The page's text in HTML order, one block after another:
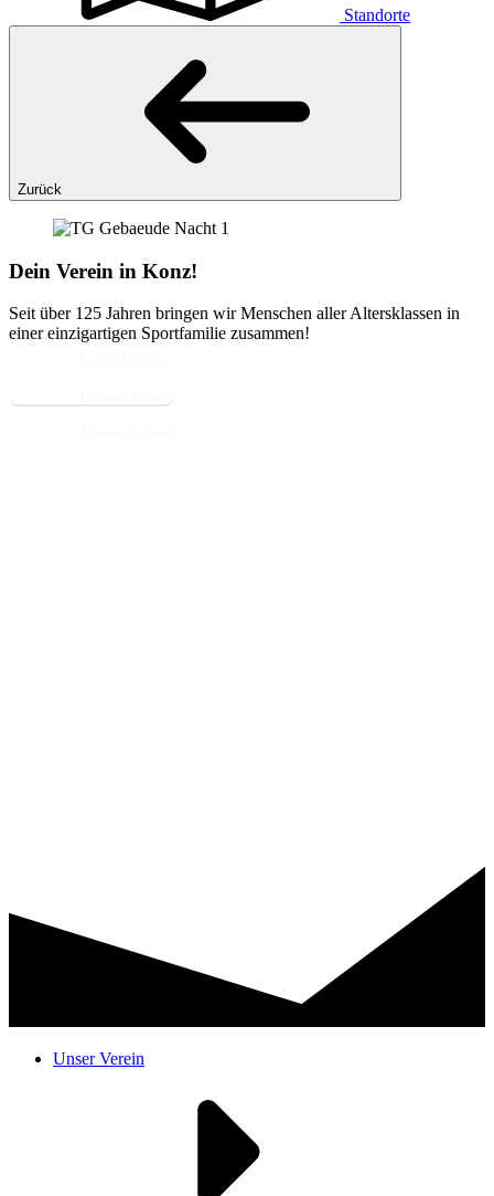
Standorte
Zurück
Dein Verein in Konz!
Seit über 125 Jahren bringen wir Menschen aller Altersklassen in
einer einzigartigen Sportfamilie zusammen!
Unser Verein